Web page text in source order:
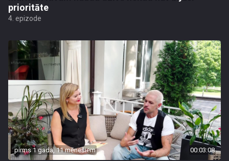
prioritāte
4. epizode
pirms 1 gada, 11 mēnešiem 00:03:08